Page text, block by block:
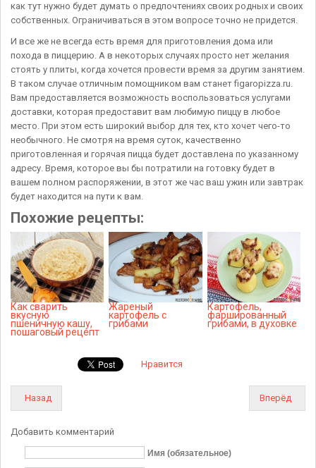
как тут нужно будет думать о предпочтениях своих родных и своих
собственных. Ограничиваться в этом вопросе точно не придется.
И все же не всегда есть время для приготовления дома или
похода в пиццерию. А в некоторых случаях просто нет желания
стоять у плиты, когда хочется провести время за другим занятием.
В таком случае отличным помощником вам станет figaropizza.ru.
Вам предоставляется возможность воспользоваться услугами
доставки, которая предоставит вам любимую пиццу в любое
место. При этом есть широкий выбор для тех, кто хочет чего-то
необычного. Не смотря на время суток, качественно
приготовленная и горячая пицца будет доставлена по указанному
адресу. Время, которое вы бы потратили на готовку будет в
вашем полном распоряжении, в этот же час ваш ужин или завтрак
будет находится на пути к вам.
Похожие рецепты:
Как сварить
вкусную
пшеничную кашу,
пошаговый рецепт
Жареный
картофель с
грибами
Картофель,
фаршированный
грибами, в духовке
Нравится
Назад Вперёд
Добавить комментарий
Имя (обязательное)